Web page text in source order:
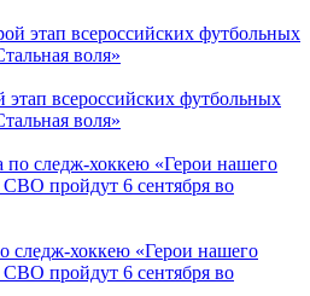
этап всероссийских футбольных
воля»
следж-хоккею «Герои нашего
СВО пройдут 6 сентября во